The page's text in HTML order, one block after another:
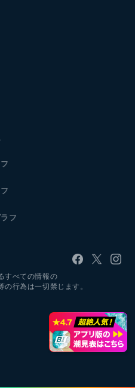
フ
すべての情報の
行為は一切禁じます。